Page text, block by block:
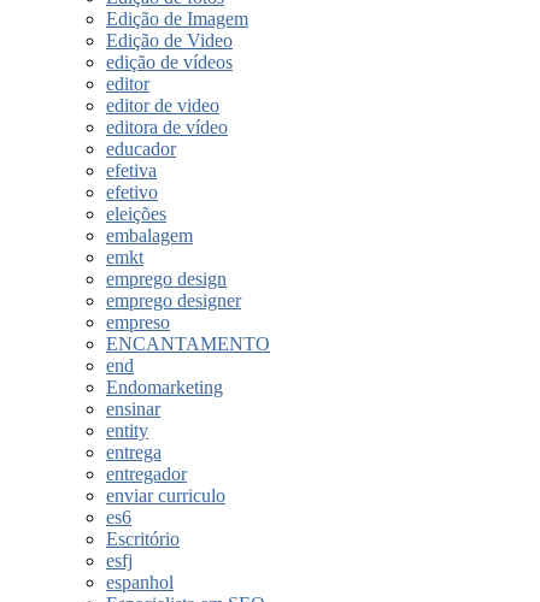
Edição de Imagem
Edição de Video
edição de vídeos
editor
editor de video
editora de vídeo
educador
efetiva
efetivo
eleições
embalagem
emkt
emprego design
emprego designer
empreso
ENCANTAMENTO
end
Endomarketing
ensinar
entity
entrega
entregador
enviar curriculo
es6
Escritório
esfj
espanhol